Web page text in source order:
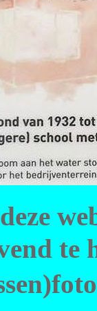
te